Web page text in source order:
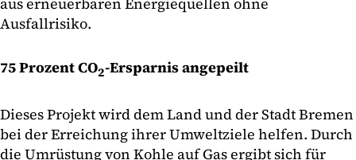
Ausfallrisiko.
75 Prozent CO2-Ersparnis angepeilt
Dieses Projekt wird dem Land und der Stadt Bremen
bei der Erreichung ihrer Umweltziele helfen. Durch
die Umrüstung von Kohle auf Gas ergibt sich für